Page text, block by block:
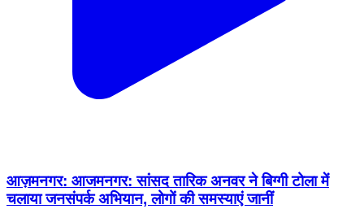
आज़मनगर: आजमनगर: सांसद तारिक अनवर ने बिग्गी टोला में
चलाया जनसंपर्क अभियान, लोगों की समस्याएं जानीं